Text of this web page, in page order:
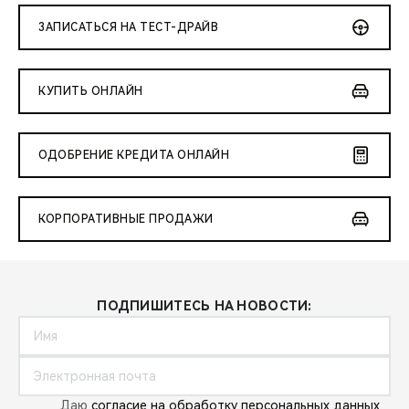
ЗАПИСАТЬСЯ НА ТЕСТ-ДРАЙВ
КУПИТЬ ОНЛАЙН
ОДОБРЕНИЕ КРЕДИТА ОНЛАЙН
КОРПОРАТИВНЫЕ ПРОДАЖИ
ПОДПИШИТЕСЬ НА НОВОСТИ:
Даю согласие на обработку персональных данных